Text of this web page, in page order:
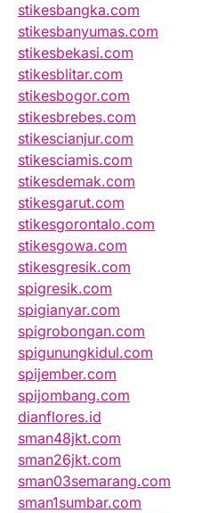
stikesbangka.com
stikesbanyumas.com
stikesbekasi.com
stikesblitar.com
stikesbogor.com
stikesbrebes.com
stikescianjur.com
stikesciamis.com
stikesdemak.com
stikesgarut.com
stikesgorontalo.com
stikesgowa.com
stikesgresik.com
spigresik.com
spigianyar.com
spigrobongan.com
spigunungkidul.com
spijember.com
spijombang.com
dianflores.id
sman48jkt.com
sman26jkt.com
sman03semarang.com
sman1sumbar.com